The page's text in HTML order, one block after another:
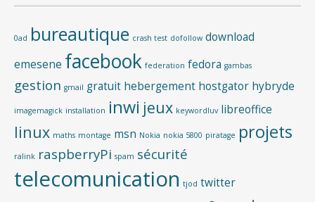
0ad bureautique crash test dofollow download
emesene facebook federation fedora gambas
gestion gmail gratuit hebergement hostgator hybryde
imagemagick installation inwi jeux keywordluv libreoffice
linux maths montage msn Nokia nokia 5800 piratage projets
ralink raspberryPi spam sécurité
telecomunication tjod twitter